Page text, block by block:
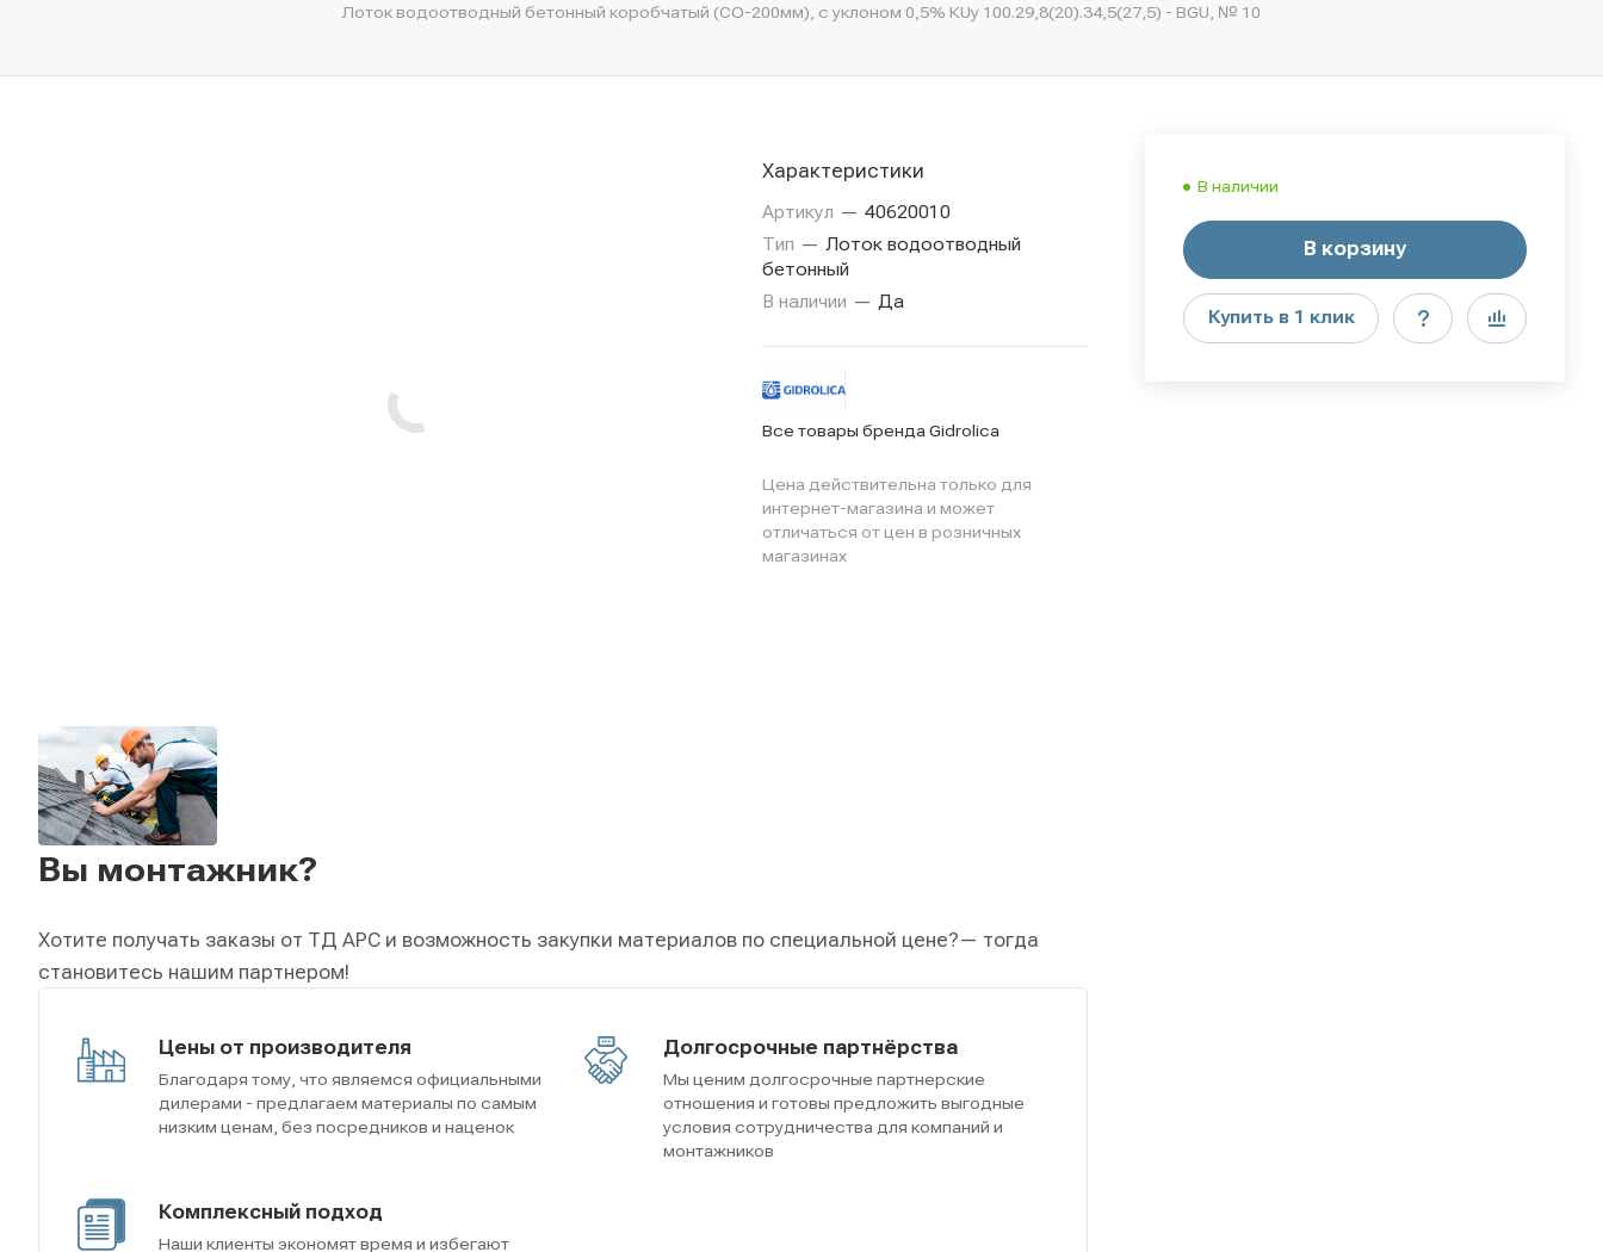
Лоток водоотводный бетонный коробчатый (СО-200мм), с уклоном 0,5% КUу 100.29,8(20).34,5(27,5) - BGU, № 10
В наличии
В корзину
Купить в 1 клик
Характеристики
Артикул — 40620010
Тип — Лоток водоотводный
бетонный
В наличии — Да
Все товары бренда Gidrolica
Цена действительна только для
интернет-магазина и может
отличаться от цен в розничных
магазинах
Вы монтажник?
Хотите получать заказы от ТД АРС и возможность закупки материалов по специальной цене?— тогда
становитесь нашим партнером!
Цены от производителя
Благодаря тому, что являемся официальными
дилерами - предлагаем материалы по самым
низким ценам, без посредников и наценок
Долгосрочные партнёрства
Мы ценим долгосрочные партнерские
отношения и готовы предложить выгодные
условия сотрудничества для компаний и
монтажников
Комплексный подход
Наши клиенты экономят время и избегают